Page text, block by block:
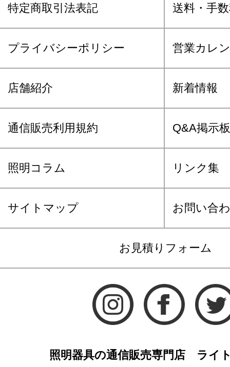
特定商取引法表記 送料・手
プライバシーポリシー 営業カレ
店舗紹介 新着情報
通信販売利用規約 Q&A掲示板
照明コラム リンク集
サイトマップ お問い合
お見積りフォーム
照明器具の通信販売専門店 ライ